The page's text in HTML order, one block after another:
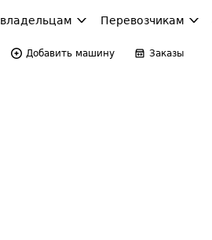
Перевозчикам
Добавить машину Заказы